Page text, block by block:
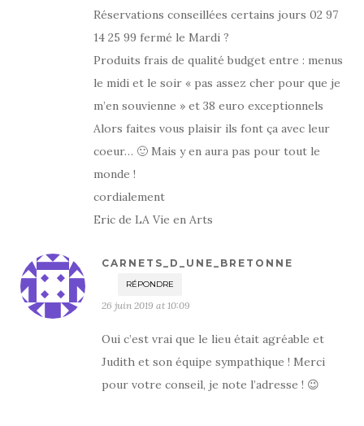
Réservations conseillées certains jours 02 97
14 25 99 fermé le Mardi ?
Produits frais de qualité budget entre : menus
le midi et le soir « pas assez cher pour que je
m’en souvienne » et 38 euro exceptionnels
Alors faites vous plaisir ils font ça avec leur
coeur… 🙂 Mais y en aura pas pour tout le
monde !
cordialement
Eric de LA Vie en Arts
CARNETS_D_UNE_BRETONNE
RÉPONDRE
26 juin 2019 at 10:09
Oui c’est vrai que le lieu était agréable et
Judith et son équipe sympathique ! Merci
pour votre conseil, je note l’adresse ! 😉